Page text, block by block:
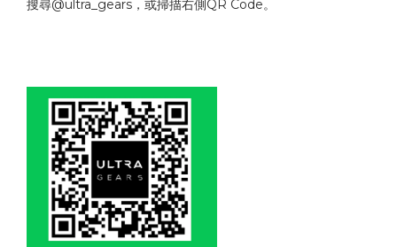
搜尋@ultra_gears，或掃描右側QR Code。